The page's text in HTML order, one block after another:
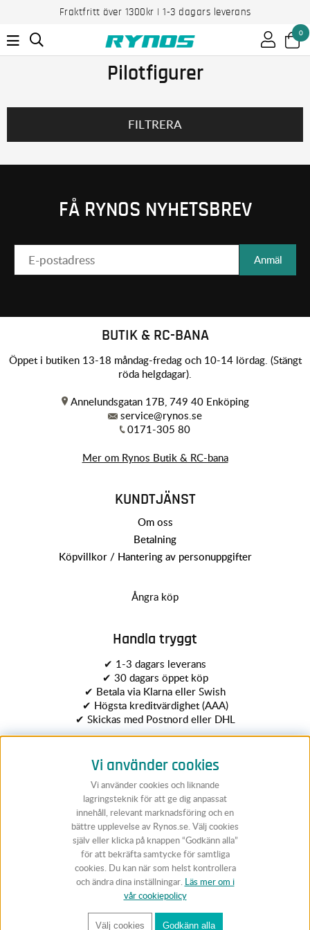
Fraktfritt över 1300kr | 1-3 dagars leverans
0
Pilotfigurer
FILTRERA
FÅ RYNOS NYHETSBREV
Anmäl
BUTIK & RC-BANA
Öppet i butiken 13-18 måndag-fredag och 10-14 lördag. (Stängt
röda helgdagar).
Annelundsgatan 17B, 749 40 Enköping
service@rynos.se
0171-305 80
Mer om Rynos Butik & RC-bana
KUNDTJÄNST
Om oss
Betalning
Köpvillkor / Hantering av personuppgifter
Ångra köp
Handla tryggt
✔ 1-3 dagars leverans
✔ 30 dagars öppet köp
✔ Betala via Klarna eller Swish
✔ Högsta kreditvärdighet (AAA)
✔ Skickas med Postnord eller DHL
Följ Rynos
Vi använder cookies
Vi använder cookies och liknande
lagringsteknik för att ge dig anpassat
innehåll, relevant marknadsföring och en
bättre upplevelse av Rynos.se. Välj cookies
själv eller klicka på knappen “Godkänn alla”
för att bekräfta samtycke för samtliga
cookies. Du kan när som helst kontrollera
och ändra dina inställningar. Läs mer om i
vår cookiepolicy
Välj cookies Godkänn alla